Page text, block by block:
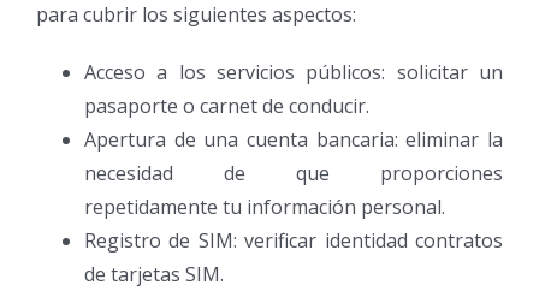
para cubrir los siguientes aspectos:
Acceso a los servicios públicos: solicitar un
pasaporte o carnet de conducir.
Apertura de una cuenta bancaria: eliminar la
necesidad de que proporciones
repetidamente tu información personal.
Registro de SIM: verificar identidad contratos
de tarjetas SIM.